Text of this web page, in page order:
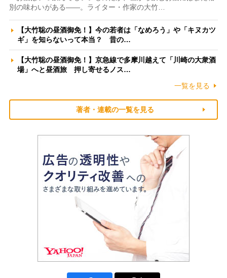
別の味わいがある――。ライター・作家の大竹…
【大竹聡の昼酒御免！】今の若者は「なめろう」や「キヌカツ
ギ」を知らないって本当？ 昔の…
【大竹聡の昼酒御免！】京急線で多摩川越えて「川崎の大衆酒
場」へと昼酒旅 押し寄せるノス…
一覧を見る
著者・連載の一覧を見る